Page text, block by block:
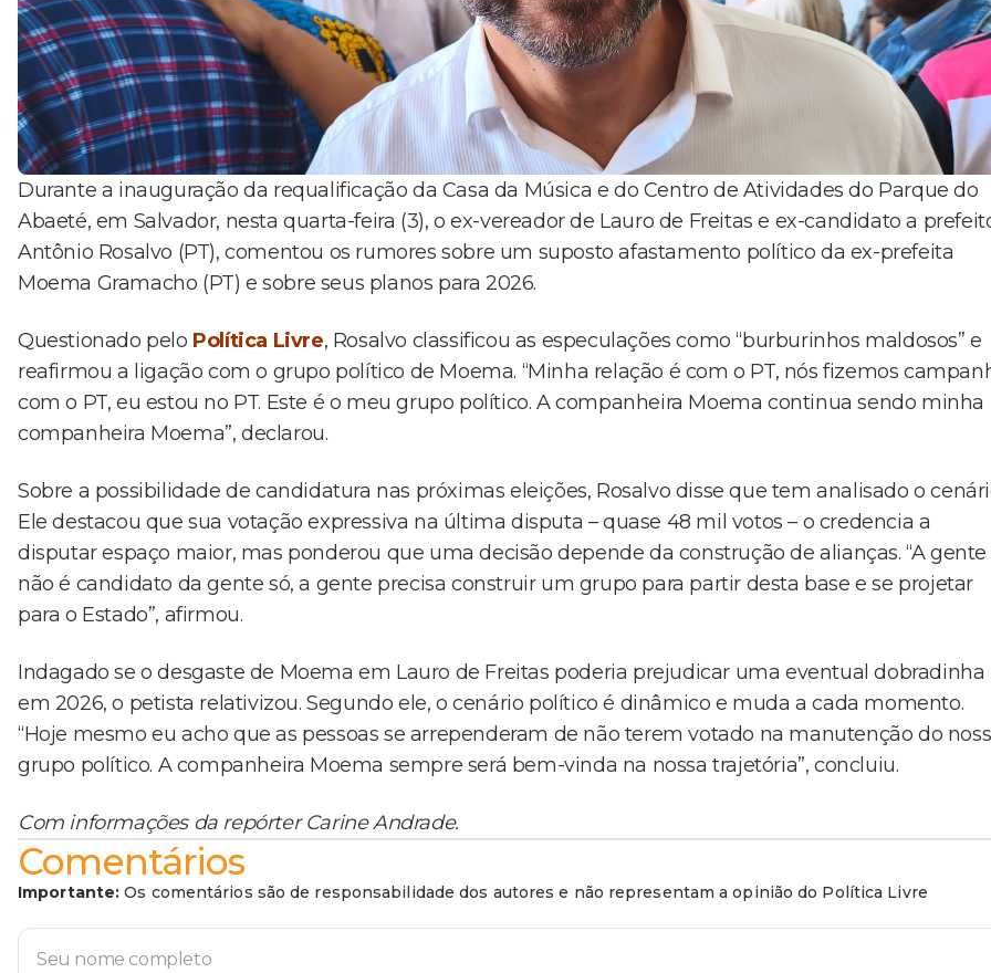
Durante a inauguração da requalificação da Casa da Música e do Centro de Atividades do Parque do
Abaeté, em Salvador, nesta quarta-feira (3), o ex-vereador de Lauro de Freitas e ex-candidato a
Antônio Rosalvo (PT), comentou os rumores sobre um suposto afastamento político da ex-prefeita
Moema Gramacho (PT) e sobre seus planos para 2026.
Questionado pelo Política Livre, Rosalvo classificou as especulações como “burburinhos maldosos” e
reafirmou a ligação com o grupo político de Moema. “Minha relação é com o PT, nós fizemos
com o PT, eu estou no PT. Este é o meu grupo político. A companheira Moema continua sendo minha
companheira Moema”, declarou.
Sobre a possibilidade de candidatura nas próximas eleições, Rosalvo disse que tem analisado o
Ele destacou que sua votação expressiva na última disputa – quase 48 mil votos – o credencia a
disputar espaço maior, mas ponderou que uma decisão depende da construção de alianças. “A gente
não é candidato da gente só, a gente precisa construir um grupo para partir desta base e se projetar
para o Estado”, afirmou.
Indagado se o desgaste de Moema em Lauro de Freitas poderia prejudicar uma eventual dobradinha
em 2026, o petista relativizou. Segundo ele, o cenário político é dinâmico e muda a cada momento.
“Hoje mesmo eu acho que as pessoas se arrependeram de não terem votado na manutenção do
grupo político. A companheira Moema sempre será bem-vinda na nossa trajetória”, concluiu.
Com informações da repórter Carine Andrade.
Comentários
Importante: Os comentários são de responsabilidade dos autores e não representam a opinião do Política Livre